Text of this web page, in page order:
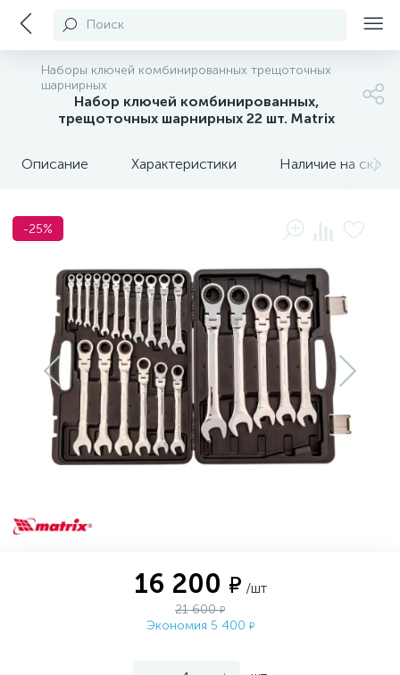
Поиск
Наборы ключей комбинированных трещоточных
шарнирных
Набор ключей комбинированных,
трещоточных шарнирных 22 шт. Matrix
Описание Характеристики Наличие на
-25%
16 200 ₽ /шт
21 600₽
Экономия 5 400 ₽